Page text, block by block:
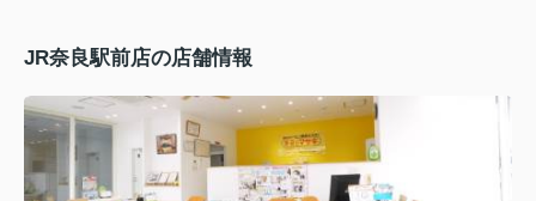
JR奈良駅前店の店舗情報